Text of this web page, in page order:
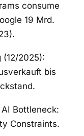
consume
19 Mrd.
(12/2025):
bis
Bottleneck:
Constraints.